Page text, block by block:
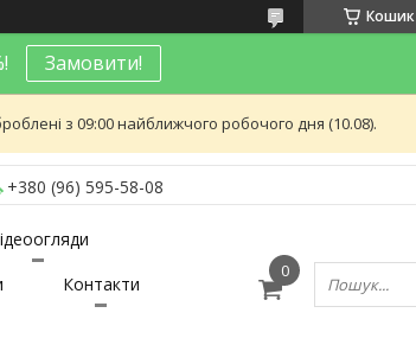
Кошик
Замовити!
з 09:00 найближчого робочого дня (10.08).
+380 (96) 595-58-08
Контакти